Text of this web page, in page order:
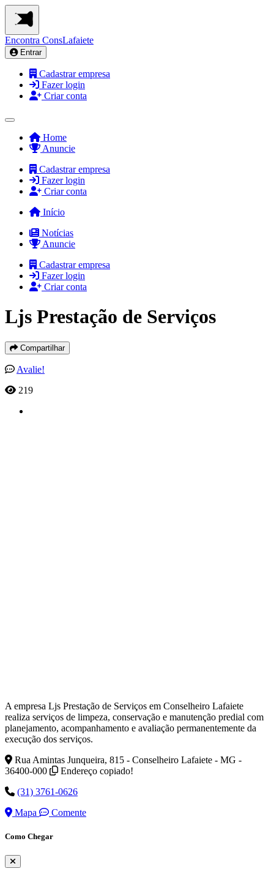
Encontra ConsLafaiete
Entrar
Cadastrar empresa
Fazer login
Criar conta
Home
Anuncie
Cadastrar empresa
Fazer login
Criar conta
Início
Notícias
Anuncie
Cadastrar empresa
Fazer login
Criar conta
Ljs Prestação de Serviços
Compartilhar
Avalie!
219
A empresa Ljs Prestação de Serviços em Conselheiro Lafaiete
realiza serviços de limpeza, conservação e manutenção predial com
planejamento, acompanhamento e avaliação permanentemente da
execução dos serviços.
Rua Amintas Junqueira, 815 - Conselheiro Lafaiete - MG -
36400-000
Endereço copiado!
(31) 3761-0626
Mapa
Comente
Como Chegar